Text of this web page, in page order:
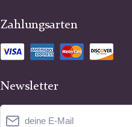
Zahlungsarten
Newsletter